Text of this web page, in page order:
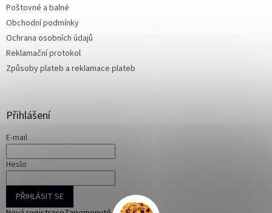
Poštovné a balné
Obchodní podmínky
Ochrana osobních údajů
Reklamační protokol
Způsoby plateb a reklamace plateb
Přihlášení
E-mail
Heslo
PŘIHLÁSIT SE